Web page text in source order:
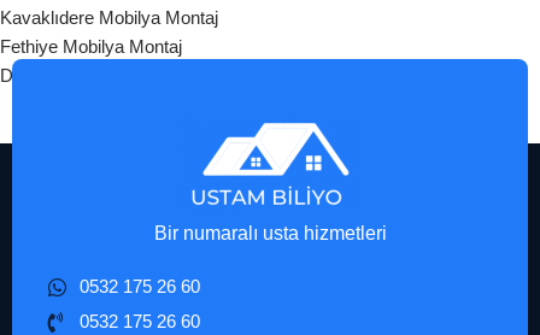
Kavaklıdere Mobilya Montaj
Fethiye Mobilya Montaj
Datça Mobilya Montaj
Bir numaralı usta hizmetleri
0532 175 26 60
0532 175 26 60